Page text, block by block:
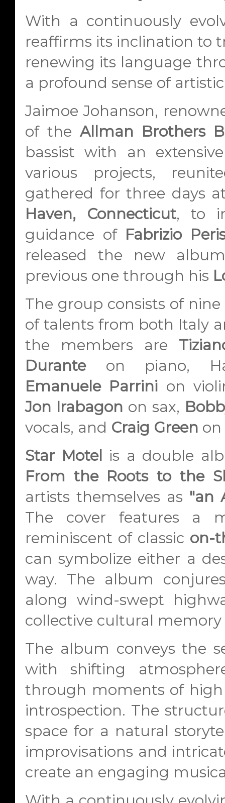
With a continuously
reaffirms its inclination to
renewing its language
a profound sense of
Jaimoe Johanson,
of theAllman Brothers
bassist with an
various projects,
gathered for three days
Haven, Connecticut, to
guidance of Fabrizio
released the new
previous one through his
The group consists of
of talents from both Italy
the members are
Duranteon piano,
Emanuele Parrini on
Jon Irabagon on sax,
vocals, and Craig Green
Star Motel
is a double
From the Roots to the
artists themselves as "an
The cover features a
reminiscent of classic on-
can symbolize either a
way. The album
along wind-swept
collective cultural
The album conveys the
with shifting
through moments of
introspection. The
space for a natural
improvisations and
create an engaging